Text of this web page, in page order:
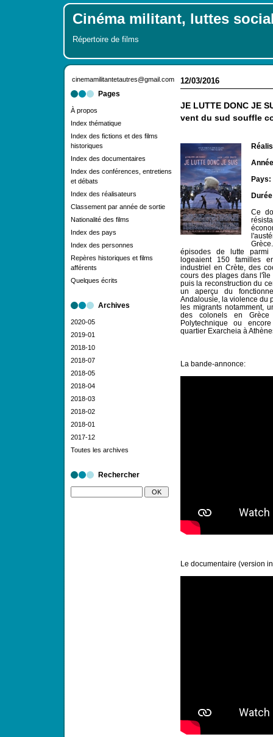
Cinéma militant, luttes
Répertoire de films
cinemamilitantetautres@gmail.com
Pages
À propos
Index thématique
Index des fictions et des films
historiques
Index des documentaires
Index des conférences, entretiens
et débats
Index des réalisateurs
Classement par année de sortie
Nationalité des films
Index des pays
Index des personnes
Repères historiques et films
afférents
Quelques écrits
Archives
2020-05
2019-01
2018-10
2018-07
2018-05
2018-04
2018-03
2018-02
2018-01
2017-12
Toutes les archives
Rechercher
12/03/2016
JE LUTTE DONC JE
vent du sud souffle
Pays:
Ce
épisodes de lutte parmi
logeaient 150 familles
industriel en Crète, des
cours des plages dans
puis la reconstruction du
un aperçu du
Andalousie, la violence du
les migrants notamment,
des colonels en
Polytechnique ou
quartier Exarcheia à
La bande-annonce:
Le documentaire (version